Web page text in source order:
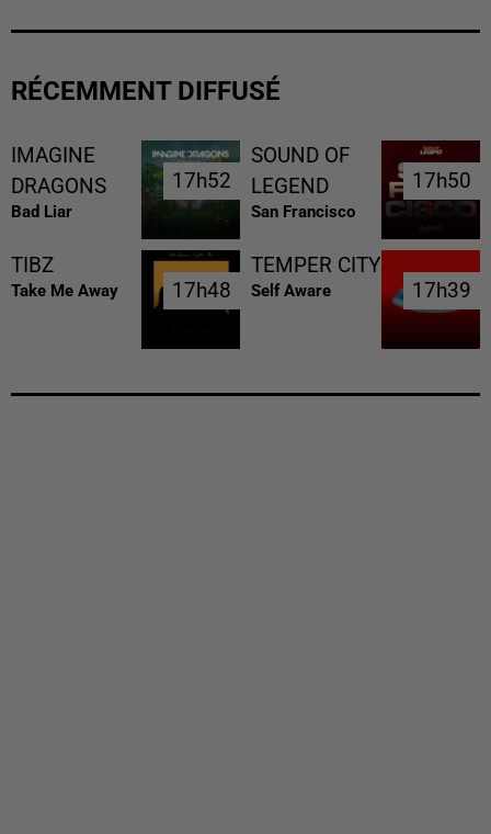
RÉCEMMENT DIFFUSÉ
IMAGINE
DRAGONS
Bad Liar
17h52
17h52
SOUND OF
LEGEND
San Francisco
17h50
17h50
TIBZ
Take Me Away 17h48
17h48
TEMPER CITY
Self Aware 17h39
17h39